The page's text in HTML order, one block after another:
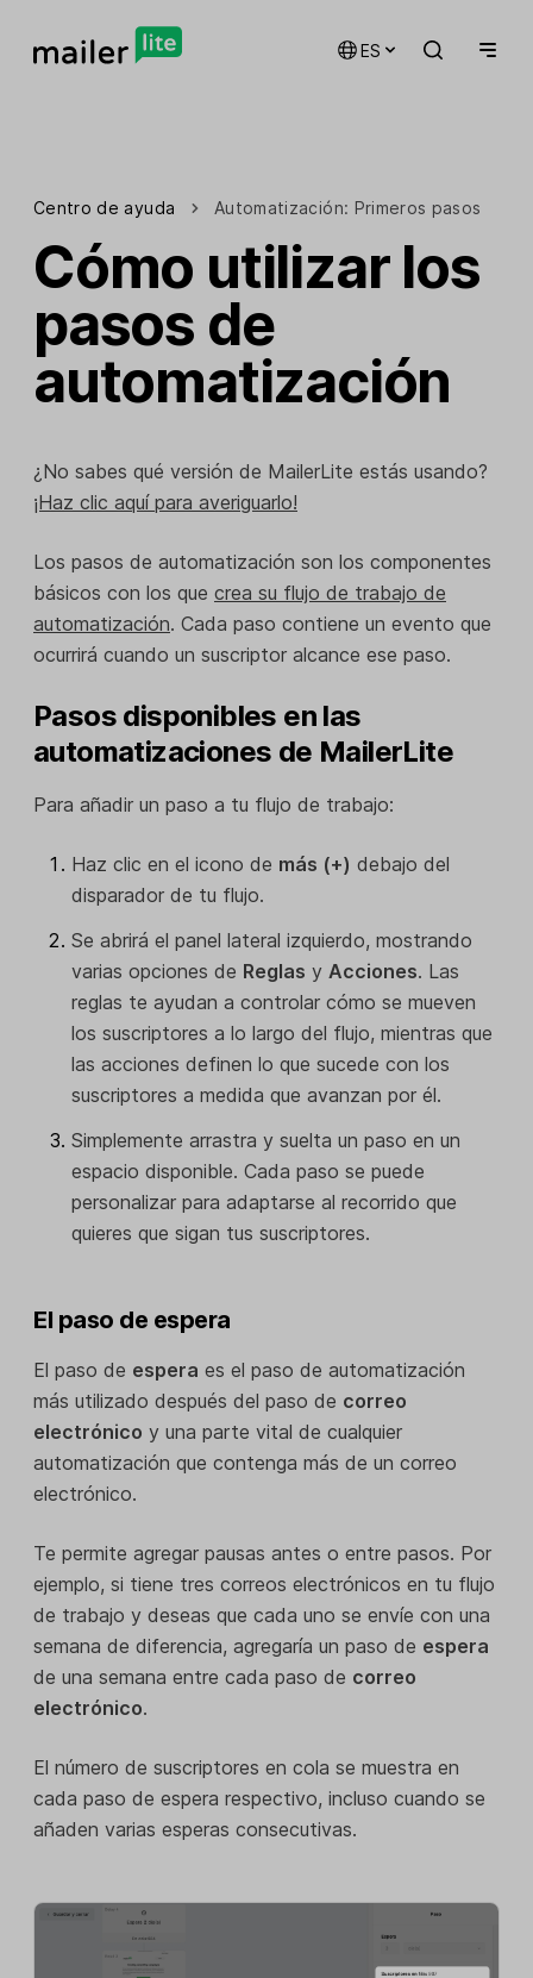
ES
Centro de ayuda Automatización: Primeros pasos
Cómo utilizar los
pasos de
automatización
¿No sabes qué versión de MailerLite estás usando?
¡Haz clic aquí para averiguarlo!
Los pasos de automatización son los componentes
básicos con los que crea su flujo de trabajo de
automatización. Cada paso contiene un evento que
ocurrirá cuando un suscriptor alcance ese paso.
Pasos disponibles en las
automatizaciones de MailerLite
Para añadir un paso a tu flujo de trabajo:
Haz clic en el icono de más (+) debajo del
disparador de tu flujo.
Se abrirá el panel lateral izquierdo, mostrando
varias opciones de Reglas y Acciones. Las
reglas te ayudan a controlar cómo se mueven
los suscriptores a lo largo del flujo, mientras que
las acciones definen lo que sucede con los
suscriptores a medida que avanzan por él.
Simplemente arrastra y suelta un paso en un
espacio disponible. Cada paso se puede
personalizar para adaptarse al recorrido que
quieres que sigan tus suscriptores.
El paso de espera
El paso de espera es el paso de automatización
más utilizado después del paso de correo
electrónico y una parte vital de cualquier
automatización que contenga más de un correo
electrónico.
Te permite agregar pausas antes o entre pasos. Por
ejemplo, si tiene tres correos electrónicos en tu flujo
de trabajo y deseas que cada uno se envíe con una
semana de diferencia, agregaría un paso de espera
de una semana entre cada paso de correo
electrónico.
El número de suscriptores en cola se muestra en
cada paso de espera respectivo, incluso cuando se
añaden varias esperas consecutivas.